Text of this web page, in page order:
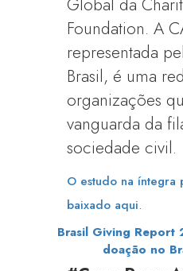
Global da
Foundation. A
representada
Brasil, é uma
organizações
vanguarda da
sociedade civil.
O estudo na íntegra
baixado aqui.
Brasil Giving
doação no